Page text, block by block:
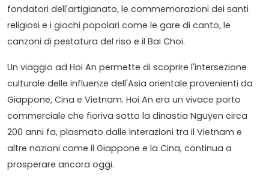
fondatori dell'artigianato, le commemorazioni dei santi
religiosi e i giochi popolari come le gare di canto, le
canzoni di pestatura del riso e il Bai Choi.
Un viaggio ad Hoi An permette di scoprire l'intersezione
culturale delle influenze dell'Asia orientale provenienti da
Giappone, Cina e Vietnam. Hoi An era un vivace porto
commerciale che fioriva sotto la dinastia Nguyen circa
200 anni fa, plasmato dalle interazioni tra il Vietnam e
altre nazioni come il Giappone e la Cina, continua a
prosperare ancora oggi.